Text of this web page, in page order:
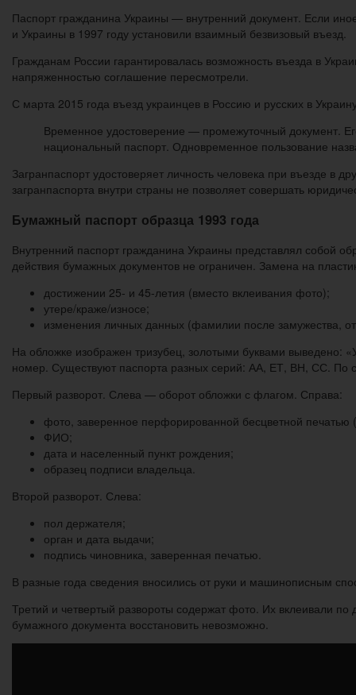
Паспорт гражданина Украины — внутренний документ. Если
и Украины в 1997 году установили взаимный безвизовый въезд.
Гражданам России гарантировалась возможность въезда в
напряженностью соглашение пересмотрели.
С марта 2015 года въезд украинцев в Россию и русских в
Временное удостоверение — промежуточный документ.
национальный паспорт. Одновременное пользование
Загранпаспорт удостоверяет личность человека при въезде в
загранпаспорта внутри страны не позволяет совершать
Бумажный паспорт образца 1993 года
Внутренний паспорт гражданина Украины представлял собой
действия бумажных документов не ограничен. Замена на
достижении 25- и 45-летия (вместо вклеивания фото);
утере/краже/износе;
изменения личных данных (фамилии после замужества,
На обложке изображен тризубец, золотыми буквами
номер. Существуют паспорта разных серий: АА, ЕТ, ВН, СС. По
Первый разворот. Слева — оборот обложки с флагом. Справа:
фото, заверенное перфорированной бесцветной печатью
ФИО;
дата и населенный пункт рождения;
образец подписи владельца.
Второй разворот. Слева:
пол держателя;
орган и дата выдачи;
подпись чиновника, заверенная печатью.
В разные года сведения вносились от руки и машинописным
Третий и четвертый развороты содержат фото. Их вклеивали
бумажного документа восстановить невозможно.